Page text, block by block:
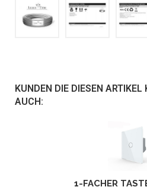
KUNDEN DIE DIESEN
AUCH:
1-FACHER